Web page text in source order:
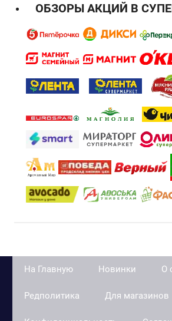
ОБЗОРЫ АКЦИЙ В
На Главную Новинки О
Редполитика Для магазинов